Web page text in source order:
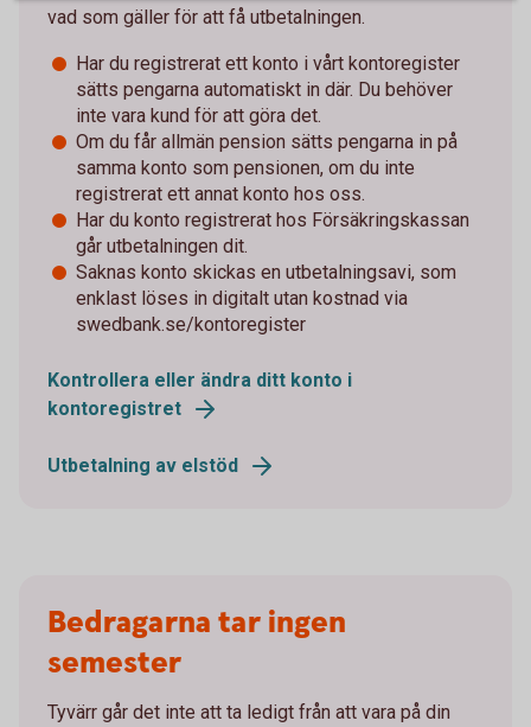
vad som gäller för att få utbetalningen.
Har du registrerat ett konto i vårt kontoregister
sätts pengarna automatiskt in där. Du behöver
inte vara kund för att göra det.
Om du får allmän pension sätts pengarna in på
samma konto som pensionen, om du inte
registrerat ett annat konto hos oss.
Har du konto registrerat hos Försäkringskassan
går utbetalningen dit.
Saknas konto skickas en utbetalningsavi, som
enklast löses in digitalt utan kostnad via
swedbank.se/kontoregister
Kontrollera eller ändra ditt konto i
kontoregistret
Utbetalning av elstöd
Bedragarna tar ingen
semester
Tyvärr går det inte att ta ledigt från att vara på din